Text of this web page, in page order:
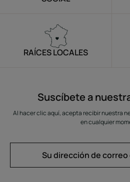
RAÍCES LOCALES
Suscíbete a
Al hacer clic aquí, acepta recibir nuestra
en cualquier
Su dirección de